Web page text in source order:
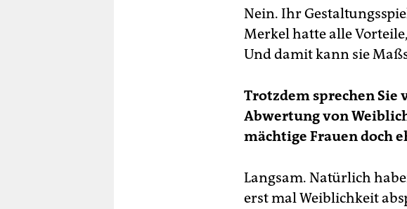
Nein. Ihr
Merkel hatte alle
Und damit kann sie
Trotzdem sprechen
Abwertung von
mächtige Frauen doch
Langsam. Natürlich
erst mal Weiblichkeit